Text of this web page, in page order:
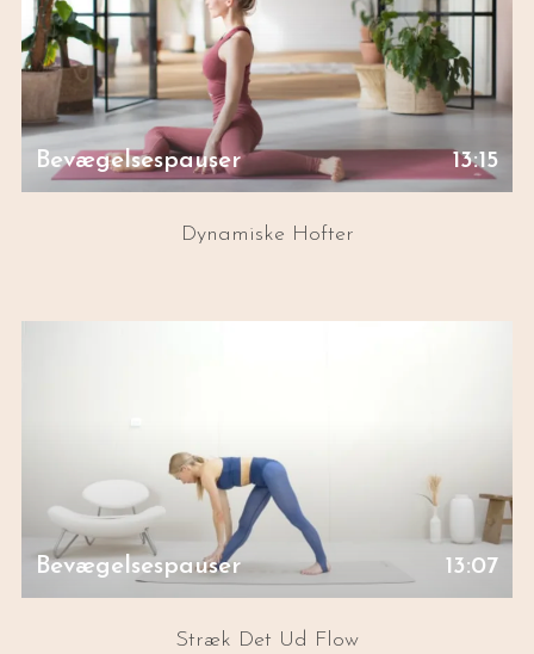
Bevægelsespauser 13:15
Dynamiske Hofter
Bevægelsespauser 13:07
Stræk Det Ud Flow